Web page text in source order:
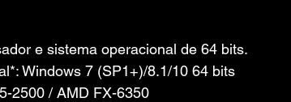
e sistema operacional de 64 bits.
Windows 7 (SP1+)/8.1/10 64 bits
2500 / AMD FX-6350